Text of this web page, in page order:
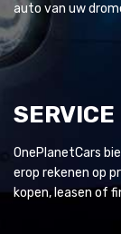
auto van uw
SERVICE
OnePlanetCars
erop rekenen op
kopen, leasen of